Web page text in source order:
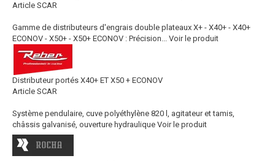
Article SCAR
Gamme de distributeurs d'engrais double plateaux X+ - X40+ - X40+
ECONOV - X50+ - X50+ ECONOV : Précision... Voir le produit
Distributeur portés X40+ ET X50 + ECONOV
Article SCAR
Système pendulaire, cuve polyéthylène 820 l, agitateur et tamis,
châssis galvanisé, ouverture hydraulique Voir le produit